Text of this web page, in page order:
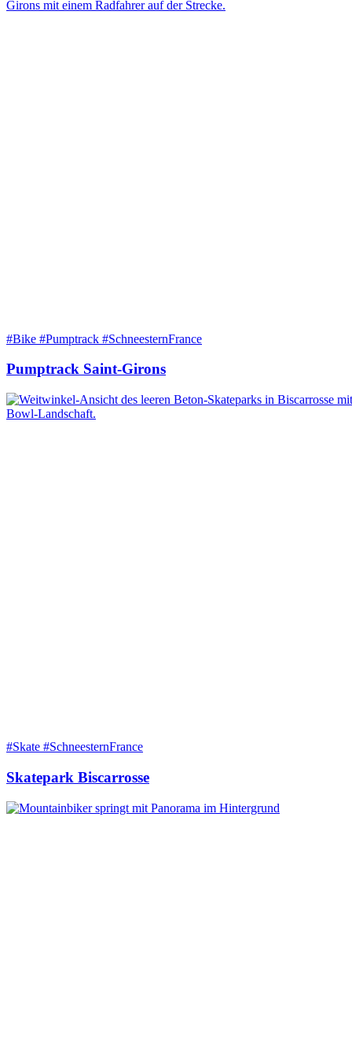
#Bike #Pumptrack #SchneesternFrance
Pumptrack Saint-Girons
#Skate #SchneesternFrance
Skatepark Biscarrosse